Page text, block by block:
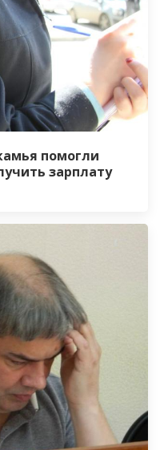
помогли
зарплату